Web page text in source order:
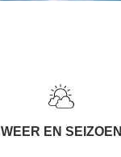
WEER EN SEIZOEN